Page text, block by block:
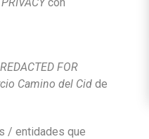
REDACTED FOR
Camino del Cid de
/ entidades que